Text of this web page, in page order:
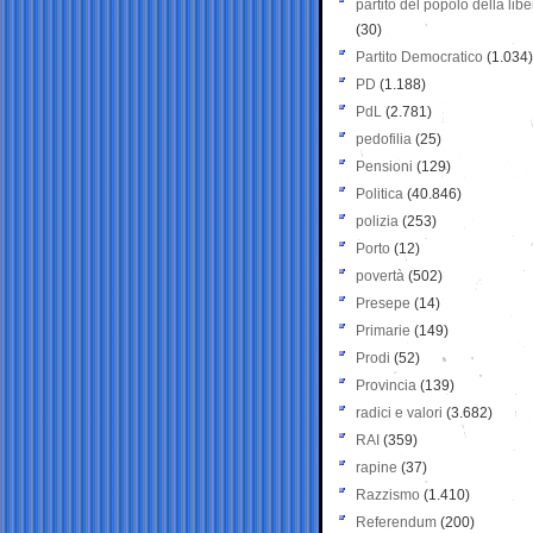
partito del popolo della
(30)
Partito Democratico (1.034)
PD (1.188)
PdL (2.781)
pedofilia (25)
Pensioni (129)
Politica (40.846)
polizia (253)
Porto (12)
povertà (502)
Presepe (14)
Primarie (149)
Prodi (52)
Provincia (139)
radici e valori (3.682)
RAI (359)
rapine (37)
Razzismo (1.410)
Referendum (200)